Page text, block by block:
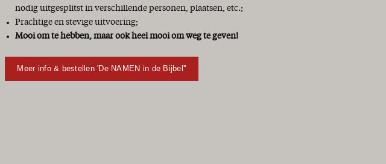
nodig uitgesplitst in verschillende personen, plaatsen, etc.;
Prachtige en stevige uitvoering;
Mooi om te hebben, maar ook heel mooi om weg te geven!
Meer info & bestellen 'De NAMEN in de Bijbel''